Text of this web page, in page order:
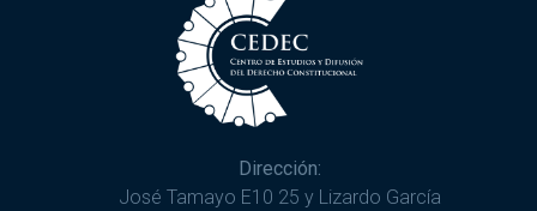
Dirección:
José Tamayo E10 25 y Lizardo García